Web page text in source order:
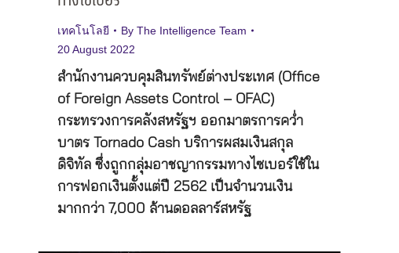
เทคโนโลยี By The Intelligence Team
20 August 2022
สำนักงานควบคุมสินทรัพย์ต่างประเทศ (Office
of Foreign Assets Control – OFAC)
กระทรวงการคลังสหรัฐฯ ออกมาตรการคว่ำ
บาตร Tornado Cash บริการผสมเงินสกุล
ดิจิทัล ซึ่งถูกกลุ่มอาชญากรรมทางไซเบอร์ใช้ใน
การฟอกเงินตั้งแต่ปี 2562 เป็นจำนวนเงิน
มากกว่า 7,000 ล้านดอลลาร์สหรัฐ